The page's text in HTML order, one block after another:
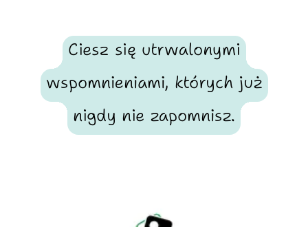
Ciesz się utrwalonymi
wspomnieniami, których już
nigdy nie zapomnisz.